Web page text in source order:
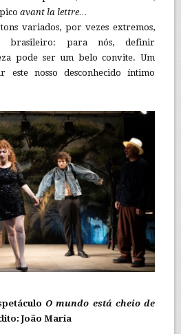
avant la lettre…
variados, por vezes extremos,
brasileiro: para nós, definir
pode ser um belo convite. Um
este nosso desconhecido íntimo
O mundo está cheio de
João Maria